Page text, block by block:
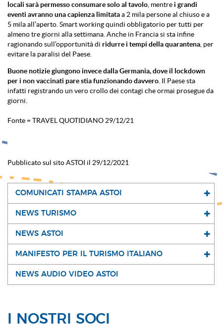
locali sarà permesso consumare solo al tavolo , mentre i grandi
eventi avranno una capienza limitataa 2 mila persone al chiuso e a
5 mila all’aperto. Smart working quindi obbligatorio per tutti per
almeno tre giorni alla settimana. Anche in Francia si sta infine
ragionando sull’opportunità di ridurre i tempi della quarantena , per
evitare la paralisi del Paese.
Buone notizie giungono invece dalla Germania, dove il lockdown
per i non vaccinati pare stia funzionando davvero . Il Paese sta
infatti registrando un vero crollo dei contagi che ormai prosegue da
giorni.
Fonte = TRAVEL QUOTIDIANO 29/12/21
Pubblicato sul sito ASTOI il 29/12/2021
COMUNICATI STAMPA ASTOI
NEWS TURISMO
NEWS ASTOI
MANIFESTO PER IL TURISMO ITALIANO
NEWS AUDIO VIDEO ASTOI
I NOSTRI SOCI